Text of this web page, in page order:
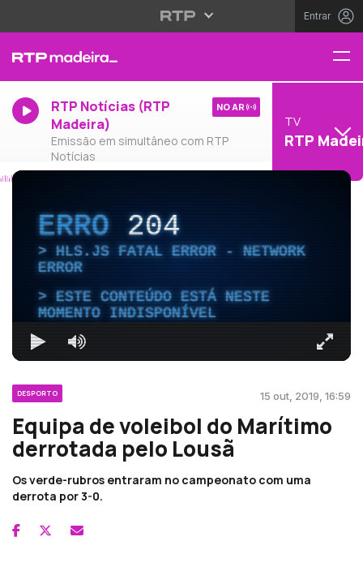
Entrar
RTP Notícias (RTP
Madeira)
Emissão em simultâneo com RTP
Notícias
NO AR
TV
RTP
ERRO204
HLS.JS FATAL ERROR - NETWORK
ERROR
ESTE CONTEÚDO ESTÁ NESTE
MOMENTO INDISPONÍVEL
DESPORTO 15 out, 2019, 16:59
Equipa de voleibol do Marítimo
derrotada pelo Lousã
Os verde-rubros entraram no campeonato com uma
derrota por 3-0.